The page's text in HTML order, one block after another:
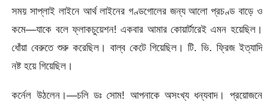
সময় সাপ্লাই লাইনে আর্থ লাইনের গণ্ডগোলের জন্য আলো প্রচণ্ড বাড়ে ও
কমে—যাকে বলে ফ্লাকচুয়েশন! একবার আমার কোয়ার্টারেই এমন হয়েছিল।
ধোঁয়া বেরুতে শুরু করেছিল। বাল্ব কেটে গিয়েছিল। টি. ভি. ফ্রিজ ইত্যাদি
নষ্ট হয়ে গিয়েছিল।
কর্নেল উঠলেন।—চলি ডঃ সোম! আপনাকে অসংখ্য ধন্যবাদ। প্রয়োজনে